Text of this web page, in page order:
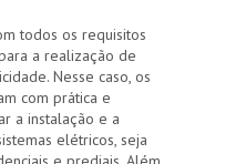
todos os requisitos
a realização de
Nesse caso, os
com prática e
a instalação e a
elétricos, seja